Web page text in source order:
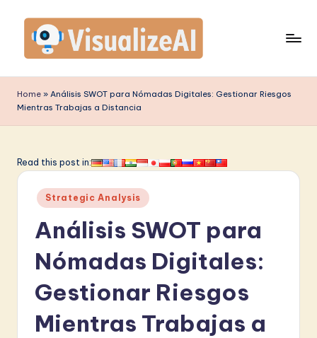
contenido
is
u
li
A
Home » Análisis SWOT para Nómadas Digitales: Gestionar Riesgos
Mientras Trabajas a Distancia
Read this post in:
Publicado
en
Strategic Analysis
Análisis SWOT para
Nómadas Digitales:
Gestionar Riesgos
Mientras Trabajas a